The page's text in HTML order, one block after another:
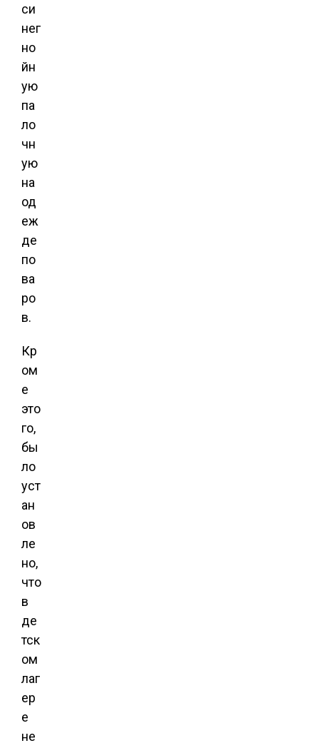
си
нег
но
йн
ую
па
ло
чн
ую
на
од
еж
де
по
ва
ро
в.
Кр
ом
е
это
го,
бы
ло
уст
ан
ов
ле
но,
что
в
де
тск
ом
лаг
ер
е
не